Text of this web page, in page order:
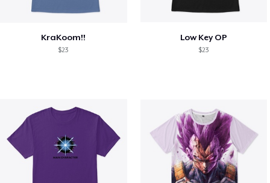
KraKoom!!
$23
Low Key OP
$23